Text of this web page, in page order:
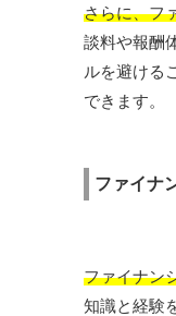
さらに、フ
談料や報酬
ルを避ける
できます。
ファイナ
ファイナン
知識と経験